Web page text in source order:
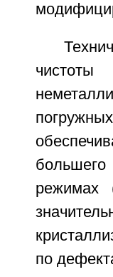
большего
режимах
по